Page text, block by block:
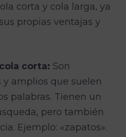
corta y cola larga, ya
propias ventajas y
corta: Son
amplios que suelen
palabras. Tienen un
pero también
Ejemplo: «zapatos».